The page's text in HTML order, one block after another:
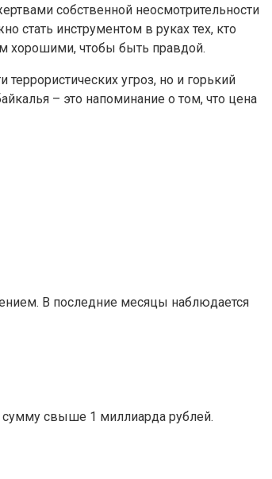
собственной неосмотрительности
стать инструментом в руках тех, кто
хорошими, чтобы быть правдой.
угроз, но и горький
– это напоминание о том, что цена
В последние месяцы наблюдается
сумму свыше 1 миллиарда рублей.